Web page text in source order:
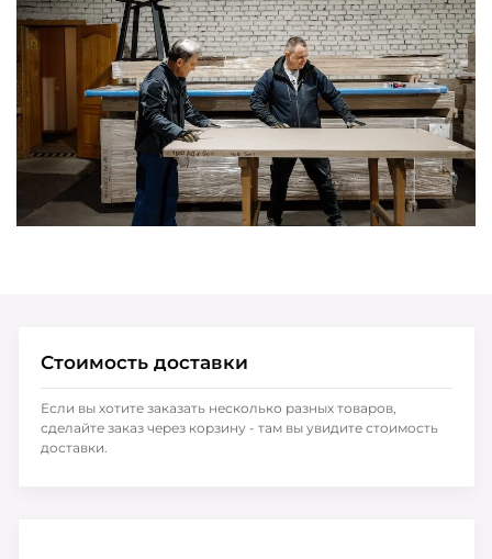
Стоимость доставки
Если вы хотите заказать несколько разных товаров,
сделайте заказ через корзину - там вы увидите стоимость
доставки.